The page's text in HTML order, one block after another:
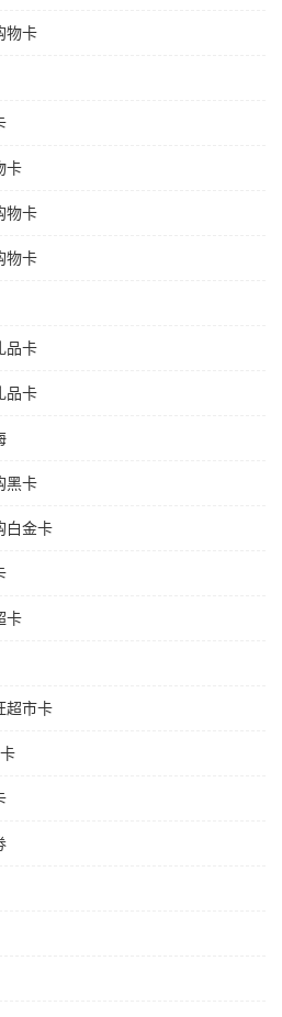
物卡
卡
物卡
物卡
品卡
品卡
黑卡
白金卡
卡
超市卡